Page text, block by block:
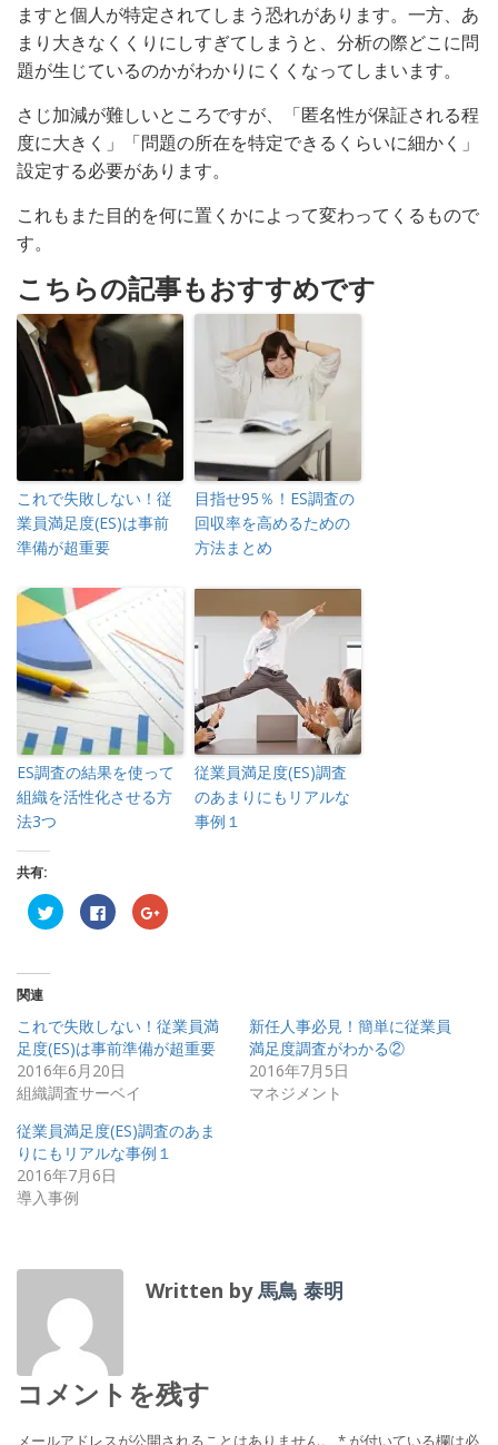
ますと個人が特定されてしまう恐れがあります。一方、あ
まり大きなくくりにしすぎてしまうと、分析の際どこに問
題が生じているのかがわかりにくくなってしまいます。
さじ加減が難しいところですが、「匿名性が保証される程
度に大きく」「問題の所在を特定できるくらいに細かく」
設定する必要があります。
これもまた目的を何に置くかによって変わってくるもので
す。
こちらの記事もおすすめです
これで失敗しない！従
業員満足度(ES)は事前
準備が超重要
目指せ95％！ES調査の
回収率を高めるための
方法まとめ
ES調査の結果を使って
組織を活性化させる方
法3つ
従業員満足度(ES)調査
のあまりにもリアルな
事例１
共有:
ク
リ
有
(新
し
い
ウ
ィ
ド
ウ
で
開
き
ま
す)
Facebook
で
リ
ッ
ク
し
て
く
さ
い
(新
し
い
ウ
開
ク
リ
共
有
(新
し
ド
ウ
で
開
関連
これで失敗しない！従業員満
足度(ES)は事前準備が超重要
2016年6月20日
組織調査サーベイ
新任人事必見！簡単に従業員
満足度調査がわかる②
2016年7月5日
マネジメント
従業員満足度(ES)調査のあま
りにもリアルな事例１
2016年7月6日
導入事例
Written by馬鳥 泰明
コメントを残す
メールアドレスが公開されることはありません。 * が付いている欄は必